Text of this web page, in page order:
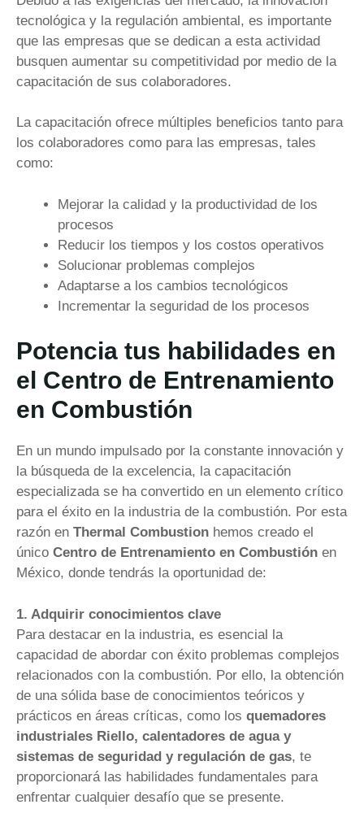
tecnológica y la regulación ambiental, es importante
que las empresas que se dedican a esta actividad
busquen aumentar su competitividad por medio de la
capacitación de sus colaboradores.
La capacitación ofrece múltiples beneficios tanto para
los colaboradores como para las empresas, tales
como:
Mejorar la calidad y la productividad de los
procesos
Reducir los tiempos y los costos operativos
Solucionar problemas complejos
Adaptarse a los cambios tecnológicos
Incrementar la seguridad de los procesos
Potencia tus habilidades en
el Centro de Entrenamiento
en Combustión
En un mundo impulsado por la constante innovación y
la búsqueda de la excelencia, la capacitación
especializada se ha convertido en un elemento crítico
para el éxito en la industria de la combustión. Por esta
razón en Thermal Combustion hemos creado el
único Centro de Entrenamiento en Combustión en
México, donde tendrás la oportunidad de:
1. Adquirir conocimientos clave
Para destacar en la industria, es esencial la
capacidad de abordar con éxito problemas complejos
relacionados con la combustión. Por ello, la obtención
de una sólida base de conocimientos teóricos y
prácticos en áreas críticas, como los quemadores
industriales Riello, calentadores de agua y
sistemas de seguridad y regulación de gas, te
proporcionará las habilidades fundamentales para
enfrentar cualquier desafío que se presente.